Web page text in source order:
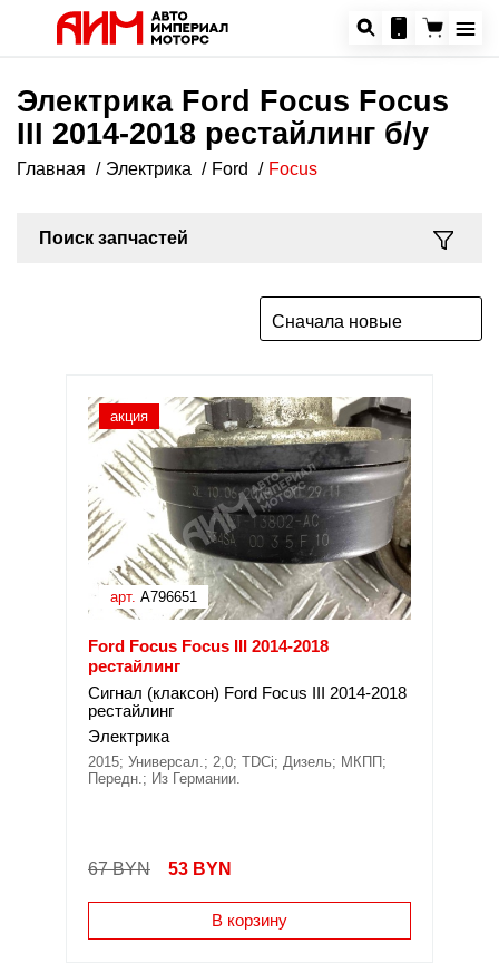
Электрика Ford Focus Focus
III 2014-2018 рестайлинг б/у
Главная Электрика Ford Focus
Поиск запчастей
Сначала новые
акция
арт. A796651
Ford Focus Focus III 2014-2018
рестайлинг
Сигнал (клаксон) Ford Focus III 2014-2018
рестайлинг
Электрика
2015; Универсал.; 2,0; TDCi; Дизель; МКПП;
Передн.; Из Германии.
67 BYN 53 BYN
В корзину